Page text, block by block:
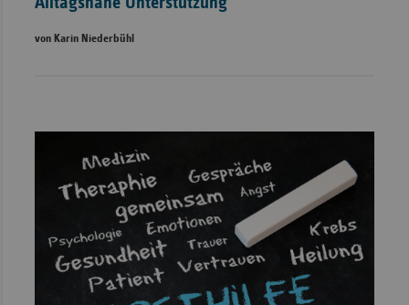
von Karin Niederbühl